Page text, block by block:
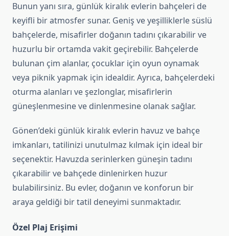
Bunun yanı sıra, günlük kiralık evlerin bahçeleri de
keyifli bir atmosfer sunar. Geniş ve yeşilliklerle süslü
bahçelerde, misafirler doğanın tadını çıkarabilir ve
huzurlu bir ortamda vakit geçirebilir. Bahçelerde
bulunan çim alanlar, çocuklar için oyun oynamak
veya piknik yapmak için idealdir. Ayrıca, bahçelerdeki
oturma alanları ve şezlonglar, misafirlerin
güneşlenmesine ve dinlenmesine olanak sağlar.
Gönen’deki günlük kiralık evlerin havuz ve bahçe
imkanları, tatilinizi unutulmaz kılmak için ideal bir
seçenektir. Havuzda serinlerken güneşin tadını
çıkarabilir ve bahçede dinlenirken huzur
bulabilirsiniz. Bu evler, doğanın ve konforun bir
araya geldiği bir tatil deneyimi sunmaktadır.
Özel Plaj Erişimi